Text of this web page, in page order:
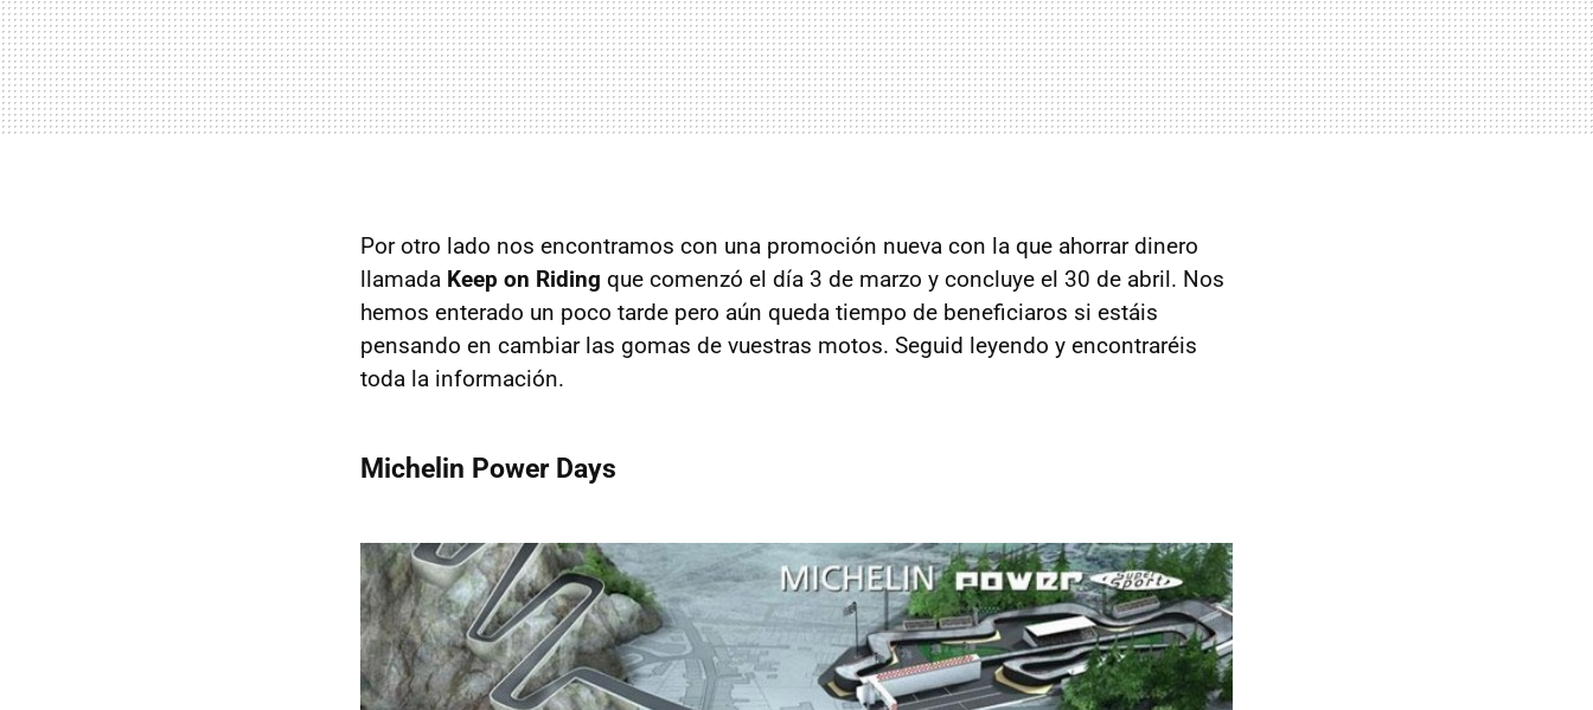
Por otro lado nos encontramos con una promoción nueva con la que ahorrar dinero
llamada Keep on Riding que comenzó el día 3 de marzo y concluye el 30 de abril. Nos
hemos enterado un poco tarde pero aún queda tiempo de beneficiaros si estáis
pensando en cambiar las gomas de vuestras motos. Seguid leyendo y encontraréis
toda la información.
Michelin Power Days